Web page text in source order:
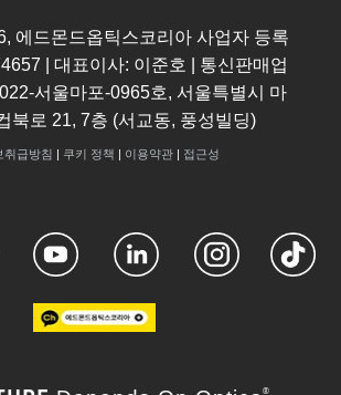
, 에드몬드옵틱스코리아 사업자 등록
| 대표이사: 이준호 | 통신판매업
서울마포-0965호, 서울특별시 마
북로 21, 7층 (서교동, 풍성빌딩)
취급방침 | 쿠키 정책 | 이용약관| 접근성
®